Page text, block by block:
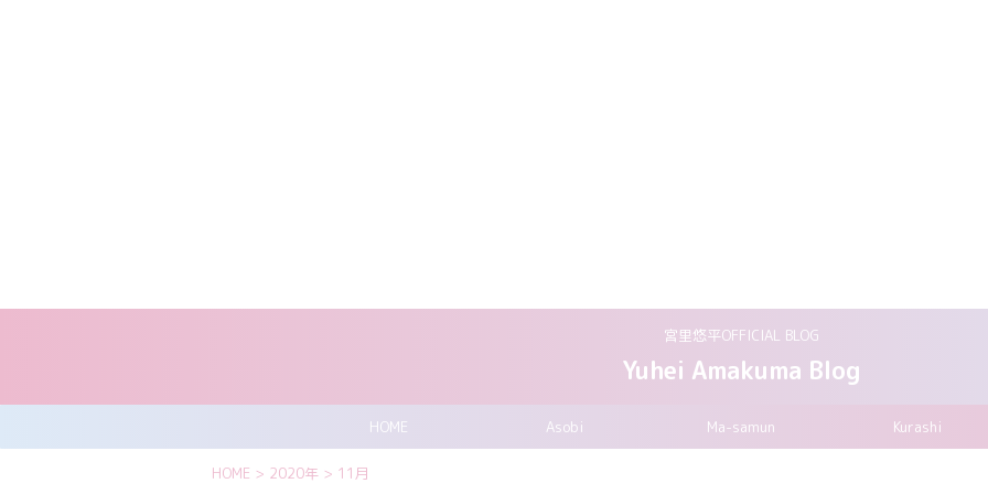
宮里悠平OFFICIAL BLOG
Yuhei Amakuma Blog
HOME Asobi Ma-samun Kurashi
HOME > 2020年 > 11月